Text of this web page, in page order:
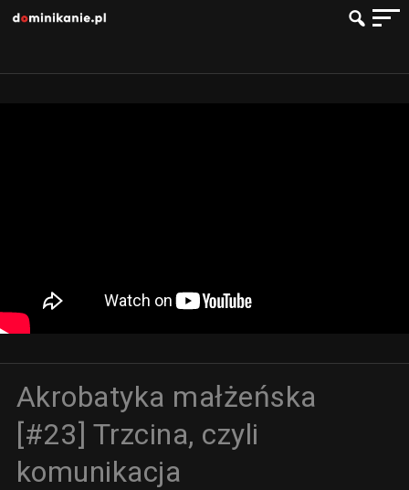
Akrobatyka małżeńska
[#23] Trzcina, czyli
komunikacja